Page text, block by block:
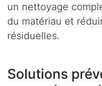
un nettoyage
du matériau et
résiduelles.
Solutions